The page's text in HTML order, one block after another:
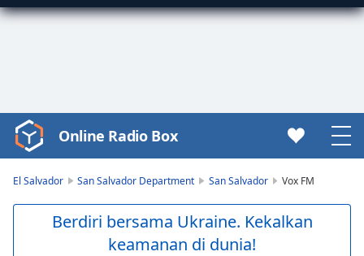
Video
Player
Online Radio Box
El Salvador San Salvador Department San Salvador Vox FM
Berdiri bersama Ukraine. Kekalkan
keamanan di dunia!